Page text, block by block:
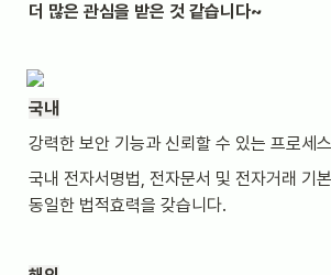
더 많은 관심을 받은 것 같습니다~
국내
강력한 보안 기능과 신뢰할 수 있는 프로세
국내 전자서명법, 전자문서 및 전자거래 기
동일한 법적효력을 갖습니다.